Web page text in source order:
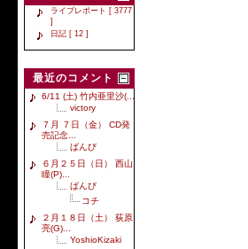
ライブレポート [ 3777
]
日記 [ 12 ]
最近のコメント
6/11 (土) 竹内亜里沙(...
victory
７月 ７日（金） CD発
売記念...
ばんび
６月２５日（日） 西山
瞳(P)...
ばんび
コチ
２月１８日（土） 荻原
亮(G)...
YoshioKizaki